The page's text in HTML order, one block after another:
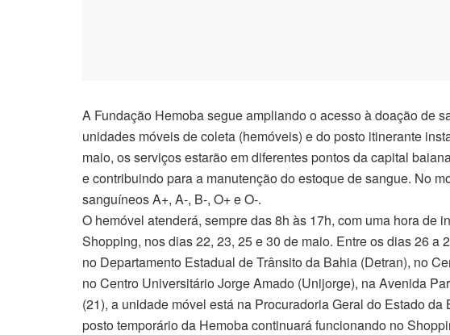
A Fundação Hemoba segue ampliando o acesso à doação de
unidades móveis de coleta (hemóveis) e do posto itinerante
maio, os serviços estarão em diferentes pontos da capital
e contribuindo para a manutenção do estoque de sangue. No
sanguíneos A+, A-, B-, O+ e O-.
O hemóvel atenderá, sempre das 8h às 17h, com uma hora de
Shopping, nos dias 22, 23, 25 e 30 de maio. Entre os dias 26 a
no Departamento Estadual de Trânsito da Bahia (Detran), no
no Centro Universitário Jorge Amado (Unijorge), na Avenida
(21), a unidade móvel está na Procuradoria Geral do Estado
posto temporário da Hemoba continuará funcionando no